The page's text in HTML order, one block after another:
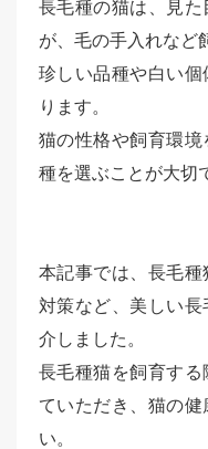
長毛種の猫は、見
が、毛の手入れなど
珍しい品種や白い
ります。
猫の性格や飼育環
種を選ぶことが大切
本記事では、長毛
対策など、美しい
介しました。
長毛種猫を飼育す
ていただき、猫の
い。